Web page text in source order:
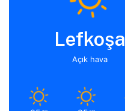
Lefkoşa
Açık hava